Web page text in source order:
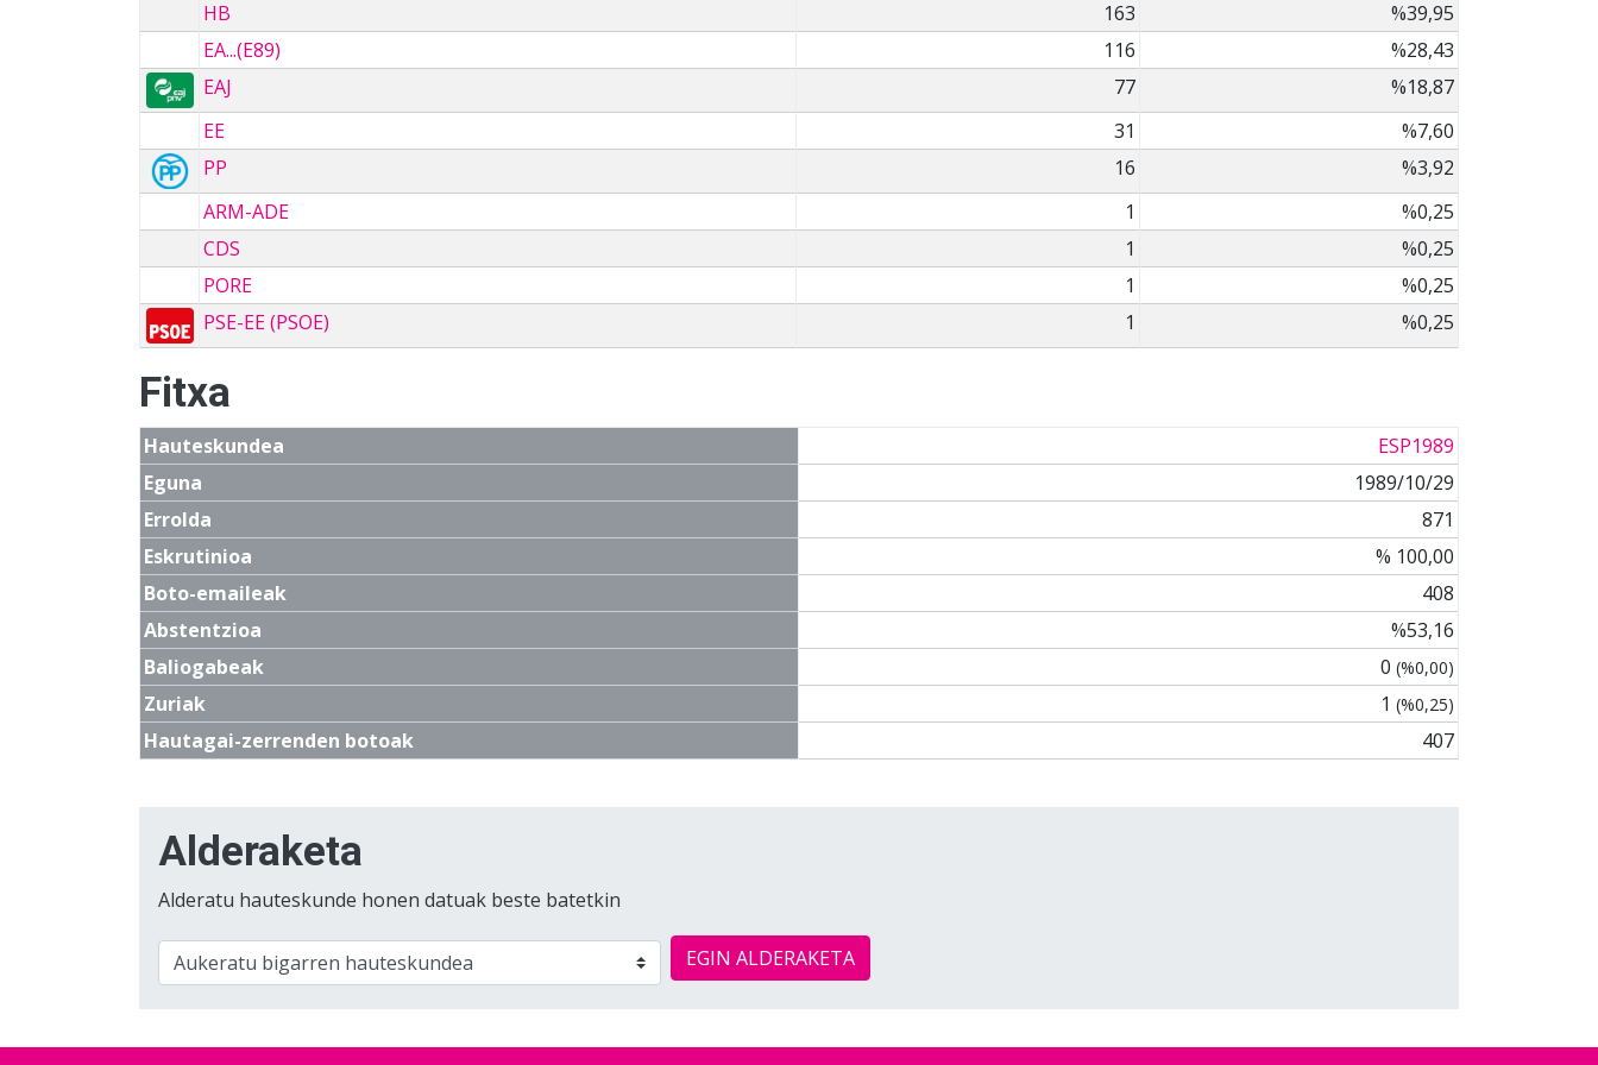
HB
163
%39,95
EA...(E89)
116
%28,43
EAJ
77
%18,87
EE
31
%7,60
PP
16
%3,92
ARM-ADE
1
%0,25
CDS
1
%0,25
PORE
1
%0,25
PSE-EE (PSOE)
1 %0,25
Fitxa
Hauteskundea
ESP1989
Eguna
1989/10/29
Errolda
871
Eskrutinioa
% 100,00
Boto-emaileak
408
Abstentzioa
%53,16
Baliogabeak
0 (%0,00)
Zuriak 1 (%0,25)
Hautagai-zerrenden botoak 407
Alderaketa
Alderatu hauteskunde honen datuak beste batetkin
EGIN ALDERAKETA